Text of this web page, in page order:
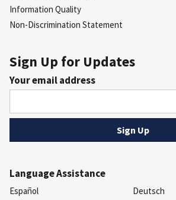
Information Quality
Non-Discrimination Statement
Sign Up for Updates
Your email address
Language Assistance
Español Deutsch